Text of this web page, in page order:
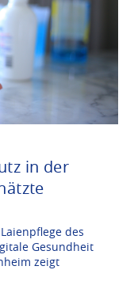
in der
des
Gesundheit
zeigt